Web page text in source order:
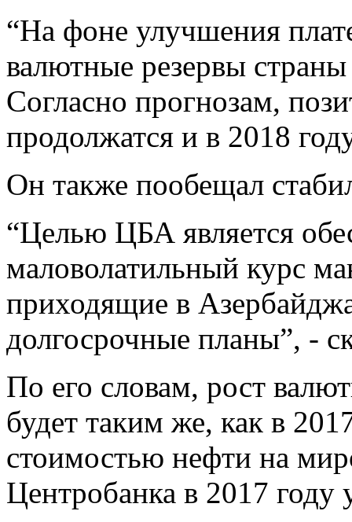
“На фоне улучшения
валютные резервы
Согласно прогнозам,
продолжатся и в 2018
Он также пообещал
“Целью ЦБА является
маловолатильный курс
приходящие в
долгосрочные планы”, -
По его словам, рост
будет таким же, как в
стоимостью нефти на
Центробанка в 2017 году